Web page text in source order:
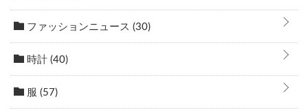
ファッションニュース (30)
時計 (40)
服 (57)